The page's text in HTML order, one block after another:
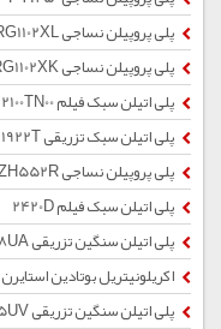
پلی پروپیلن نساجی RG1102XL
پلی پروپیلن نساجی RG1102XK
پلی اتیلن سبک فیلم 2100TN00
پلی اتیلن سبک تزریقی 1922T
پلی پروپیلن نساجی ZH552R
پلی اتیلن سبک فیلم 2420D
پلی اتیلن سنگین تزریقی 5218UA
اکریلونیتریل بوتادین استایرن 0150
پلی اتیلن سنگین تزریقی 52505UV